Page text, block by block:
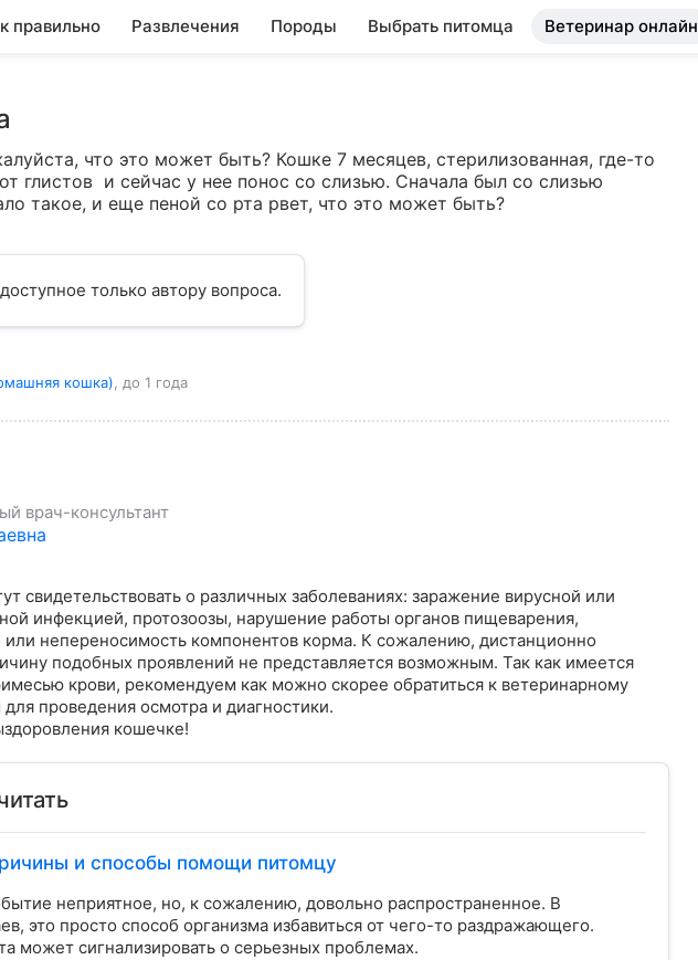
правильно Развлечения Породы Выбрать питомца Ветеринар онлайн
что это может быть? Кошке 7 месяцев, стерилизованная, где-то
глистов  и сейчас у нее понос со слизью. Сначала был со слизью
такое, и еще пеной со рта рвет, что это может быть?
только автору вопроса.
кошка) , до 1 года
врач-консультант
свидетельствовать о различных заболеваниях: заражение вирусной или
инфекцией, протозоозы, нарушение работы органов пищеварения,
непереносимость компонентов корма. К сожалению, дистанционно
подобных проявлений не представляется возможным. Так как имеется
крови, рекомендуем как можно скорее обратиться к ветеринарному
проведения осмотра и диагностики.
кошечке!
и способы помощи питомцу
неприятное, но, к сожалению, довольно распространенное. В
это просто способ организма избавиться от чего-то раздражающего.
может сигнализировать о серьезных проблемах.